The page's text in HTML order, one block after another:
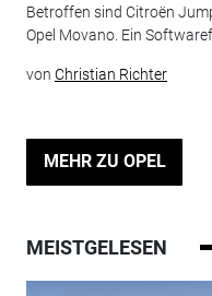
Betroffen sind Citroën
Opel Movano. Ein
von Christian Richter
MEHR ZU OPEL
MEISTGELESEN